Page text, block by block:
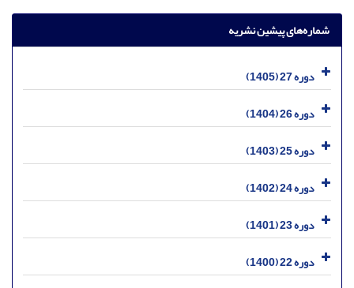
شماره‌های پیشین نشریه
دوره 27 (1405)
دوره 26 (1404)
دوره 25 (1403)
دوره 24 (1402)
دوره 23 (1401)
دوره 22 (1400)